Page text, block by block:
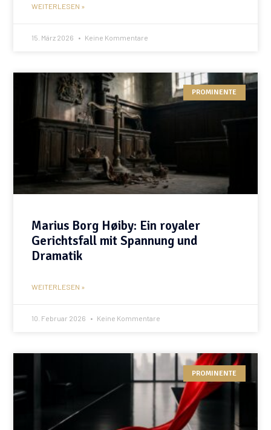
WEITERLESEN »
15. März 2026 Keine Kommentare
PROMINENTE
Marius Borg Høiby: Ein royaler
Gerichtsfall mit Spannung und
Dramatik
WEITERLESEN »
10. Februar 2026 Keine Kommentare
PROMINENTE